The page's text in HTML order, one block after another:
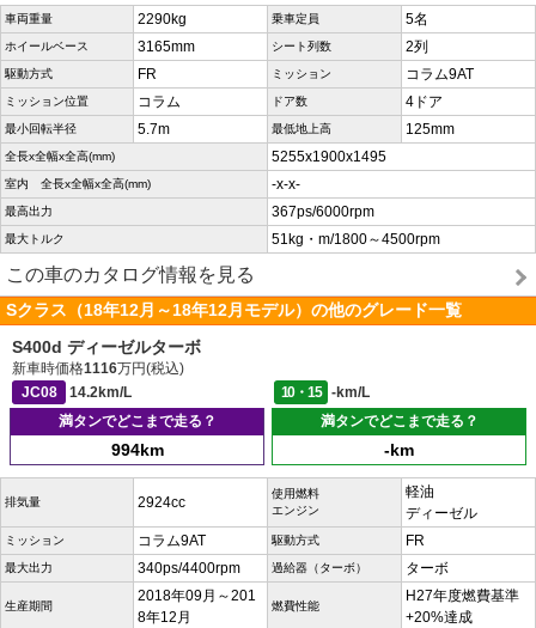
車両重量 2290kg 乗車定員 5名
ホイールベース 3165mm シート列数 2列
駆動方式 FR ミッション コラム9AT
ミッション位置 コラム ドア数 4ドア
最小回転半径 5.7m 最低地上高 125mm
全長x全幅x全高(mm) 5255x1900x1495
室内 全長x全幅x全高(mm) -x-x-
最高出力 367ps/6000rpm
最大トルク 51kg・m/1800～4500rpm
この車のカタログ情報を見る
Sクラス（18年12月～18年12月モデル）の他のグレード一覧
S400d ディーゼルターボ
新車時価格1116万円(税込)
JC08
14.2km/L 10・15
-km/L
満タンでどこまで走る？
994km
満タンでどこまで走る？
-km
排気量 2924cc
使用燃料
エンジン
軽油
ディーゼル
ミッション コラム9AT 駆動方式 FR
最大出力 340ps/4400rpm 過給器（ターボ） ターボ
生産期間
2018年09月～201
8年12月
燃費性能
H27年度燃費基準
+20%達成